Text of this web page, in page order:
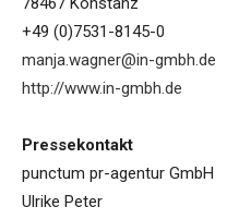
+49 (0)7531-8145-0
manja.wagner@in-gmbh.de
http://www.in-gmbh.de
Pressekontakt
punctum pr-agentur GmbH
Ulrike Peter